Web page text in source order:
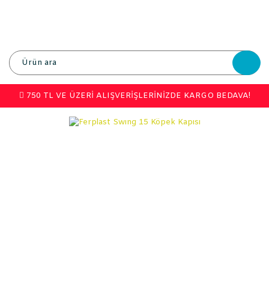
750 TL VE ÜZERİ ALIŞVERİŞLERİNİZDE KARGO BEDAVA!